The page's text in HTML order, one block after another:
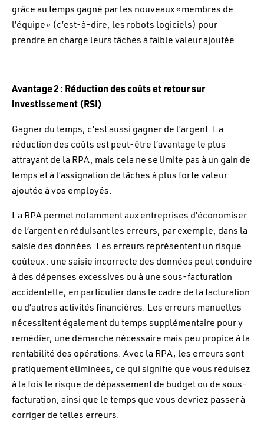
grâce au temps gagné par les nouveaux « membres de
l’équipe » (c’est-à-dire, les robots logiciels) pour
prendre en charge leurs tâches à faible valeur ajoutée.
Avantage 2 : Réduction des coûts et retour sur
investissement (RSI)
Gagner du temps, c’est aussi gagner de l’argent. La
réduction des coûts est peut-être l’avantage le plus
attrayant de la RPA, mais cela ne se limite pas à un gain de
temps et à l’assignation de tâches à plus forte valeur
ajoutée à vos employés.
La RPA permet notamment aux entreprises d’économiser
de l’argent en réduisant les erreurs, par exemple, dans la
saisie des données. Les erreurs représentent un risque
coûteux : une saisie incorrecte des données peut conduire
à des dépenses excessives ou à une sous-facturation
accidentelle, en particulier dans le cadre de la facturation
ou d’autres activités financières. Les erreurs manuelles
nécessitent également du temps supplémentaire pour y
remédier, une démarche nécessaire mais peu propice à la
rentabilité des opérations. Avec la RPA, les erreurs sont
pratiquement éliminées, ce qui signifie que vous réduisez
à la fois le risque de dépassement de budget ou de sous-
facturation, ainsi que le temps que vous devriez passer à
corriger de telles erreurs.